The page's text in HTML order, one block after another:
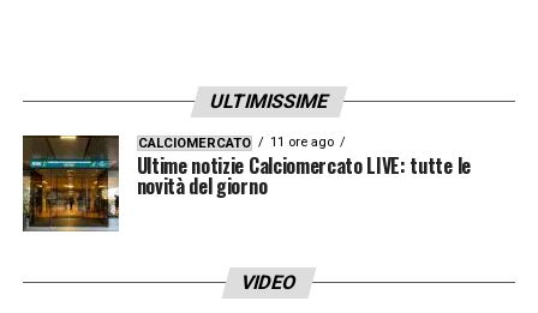
ULTIMISSIME
CALCIOMERCATO 11 ore ago
Ultime notizie Calciomercato LIVE: tutte le
novità del giorno
VIDEO